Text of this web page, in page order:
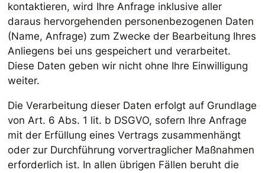
kontaktieren, wird Ihre Anfrage inklusive aller
daraus hervorgehenden personenbezogenen Daten
(Name, Anfrage) zum Zwecke der Bearbeitung Ihres
Anliegens bei uns gespeichert und verarbeitet.
Diese Daten geben wir nicht ohne Ihre Einwilligung
weiter.
Die Verarbeitung dieser Daten erfolgt auf Grundlage
von Art. 6 Abs. 1 lit. b DSGVO, sofern Ihre Anfrage
mit der Erfüllung eines Vertrags zusammenhängt
oder zur Durchführung vorvertraglicher Maßnahmen
erforderlich ist. In allen übrigen Fällen beruht die